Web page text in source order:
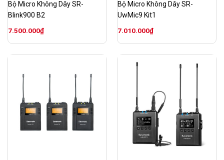
Bộ Micro Không Dây SR-
Blink900 B2
7.500.000₫
Bộ Micro Không Dây SR-
UwMic9 Kit1
7.010.000₫